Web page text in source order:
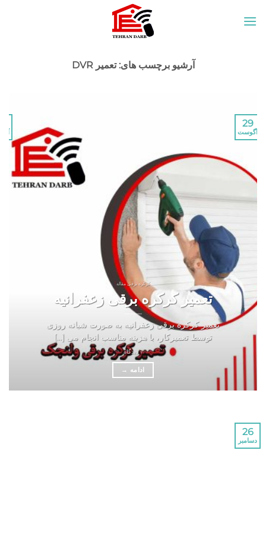
آرشیو برچسب های:تعمیر DVR
کرکره برقی مقاله
تعمیر کرکره برقی زعفرانیه
تعمیر کرکره برقی زعفرانیه به صورت شبانه روزی
توسط تعمیرکار، با هزینه مناسب انجام می [...]
1 دیدگاه
آگوست